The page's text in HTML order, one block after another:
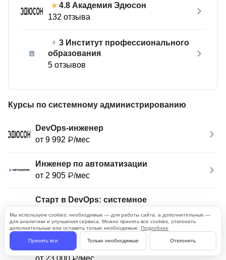
4.8 Академия Эдюсон
132 отзыва
3 Институт профессионального
образования
5 отзывов
Курсы по системному администрированию
DevOps-инженер
от 9 992 ₽/мес
Инженер по автоматизации
от 2 905 ₽/мес
Старт в DevOps: системное
администрирование для начинающих
от 3 632 ₽/мес
DevOps для эксплуатации и разработки
Мы используем cookies: необходимые — для работы сайта, а дополнительные —
для аналитики и улучшения сервиса. Можно принять все cookies, отклонить
дополнительные или оставить только необходимые. Подробнее
Принять все Только необходимые Отклонить